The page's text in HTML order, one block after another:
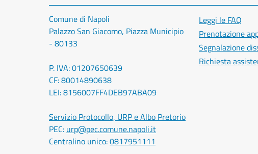
Comune di Napoli
Palazzo San Giacomo, Piazza Municipio
- 80133
P. IVA: 01207650639
CF: 80014890638
LEI: 8156007FF4DEB97ABA09
Servizio Protocollo, URP e Albo Pretorio
PEC: urp@pec.comune.napoli.it
Centralino unico:0817951111
Leggi le FAQ
Prenotazione
Segnalazione
Richiesta